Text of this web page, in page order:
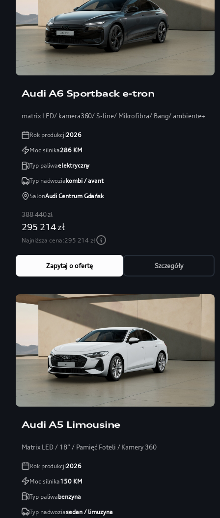
Audi A6 Sportback e-tron
matrix LED/ kamera360/ S-line/ Mikrofibra/ Bang/ ambiente+
Rok produkcji2026
Moc silnika286KM
Typ paliwaelektryczny
Typ nadwoziakombi / avant
SalonAudi Centrum Gdańsk
388 440 zł
295 214 zł
Najniższa cena:295 214 zł
Zapytaj o ofertę Szczegóły
Audi A5 Limousine
Matrix LED / 18” / Pamięć Foteli / Kamery 360
Rok produkcji2026
Moc silnika150KM
Typ paliwabenzyna
Typ nadwoziasedan / limuzyna